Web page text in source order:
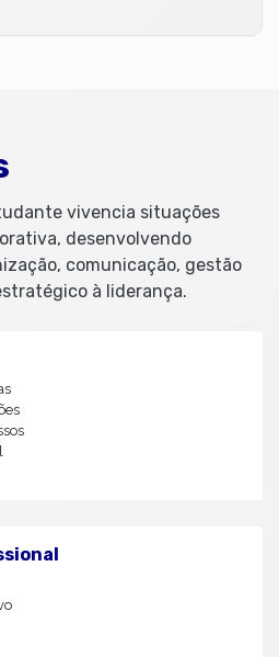
vivencia situações
desenvolvendo
comunicação, gestão
à liderança.